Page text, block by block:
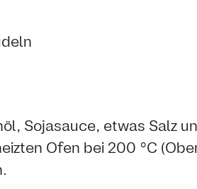
Sojasauce, etwas Salz
Ofen bei 200 °C